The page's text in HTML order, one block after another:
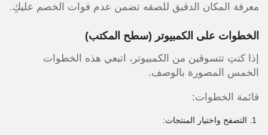
معرفة المكان الدقيق للصقه تضمن عدم فوات الخصم عليكِ.
الخطوات على الكمبيوتر (سطح المكتب)
إذا كنتِ تتسوقين من الكمبيوتر، اتبعي هذه الخطوات
الخمس المصورة بالوصف.
قائمة الخطوات:
التصفح واختيار المنتجات: